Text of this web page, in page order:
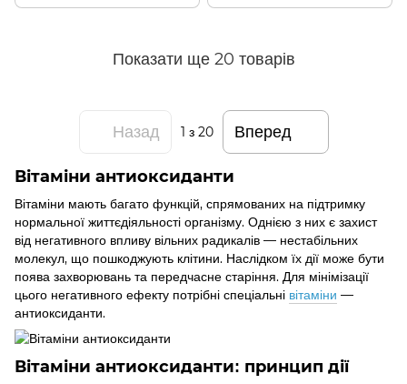
Показати ще 20 товарів
Назад 1 з 20 Вперед
Вітаміни антиоксиданти
Вітаміни мають багато функцій, спрямованих на підтримку
нормальної життєдіяльності організму. Однією з них є захист
від негативного впливу вільних радикалів — нестабільних
молекул, що пошкоджують клітини. Наслідком їх дії може бути
поява захворювань та передчасне старіння. Для мінімізації
цього негативного ефекту потрібні спеціальні вітаміни —
антиоксиданти.
Вітаміни антиоксиданти: принцип дії